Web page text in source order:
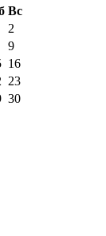
Вс
2
9
16
23
30